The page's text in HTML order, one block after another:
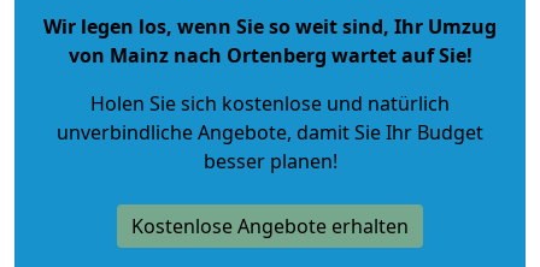
Wir legen los, wenn Sie so weit sind, Ihr Umzug
von Mainz nach Ortenberg wartet auf Sie!
Holen Sie sich kostenlose und natürlich
unverbindliche Angebote, damit Sie Ihr Budget
besser planen!
Kostenlose Angebote erhalten